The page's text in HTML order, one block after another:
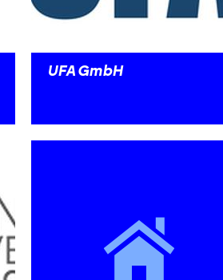
UFA GmbH